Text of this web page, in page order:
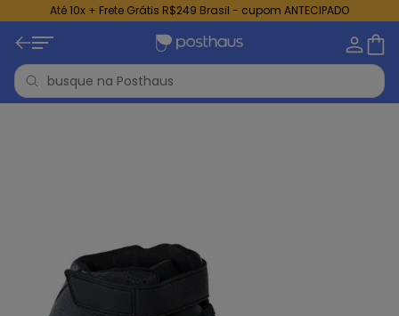
Até 10x + Frete Grátis R$249 Brasil - cupom ANTECIPADO